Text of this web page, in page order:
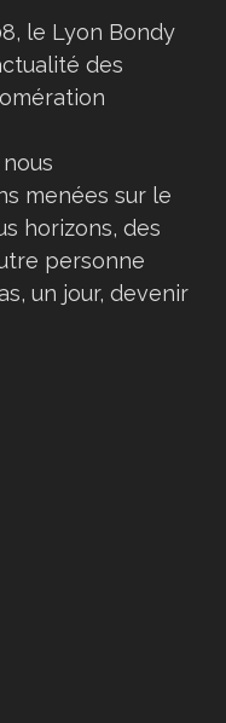
le Lyon Bondy
des
menées sur le
horizons, des
personne
un jour, devenir